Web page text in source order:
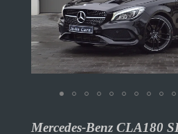
Mercedes-Benz CLA180